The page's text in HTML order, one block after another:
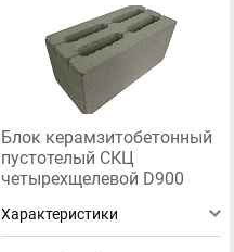
Блок керамзитобетонный
пустотелый СКЦ
четырехщелевой D900
Характеристики